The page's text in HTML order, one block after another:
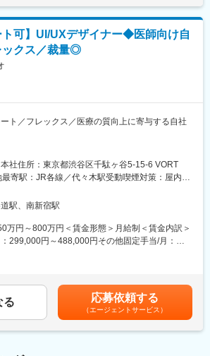
の定める業務
正しく作成いただきます。
】
製品情報概要
試験等のパンフレット
スト
子
じめとする各種デジタル資材等
程度の部署になります。チーム体制で業務を行
ムにつき5～7名で構成さています。製薬企業か
方が多くいらっしゃり、経験・知識豊富なスタッ
。
材の企画立案もお任せしたいと考えています。
は業界1位：
ト可】UI/UXデザイナー◆医師向け自
ックス／裁量◎
ート／フレックス／医療の質向上に寄与する自社
ービス・アプリを運営する当社にて、「ヒポク
イナーをお任せします。
の高いユーザーに向き合い、プロダクト・マー
ランディングまで横断的に関わることができま
ィレクター・エンジニアと連携しながら、UI/UX
と考えています。
社住所：東京都渋谷区千駄ヶ谷5-15-6 VORT
寄駅：JR各線／代々木駅受動喫煙対策：屋内全
囲：会社の定める事業所（リモートワーク含む）
駅、南新宿駅
万円～800万円＜賃金形態＞月給制＜賃金内訳＞
299,000円～488,000円その他固定手当/月：
給与補足＞■上記「その他固定手当」：在宅勤務手
でも目安の金額であり、選考を通じて上下する可
月給(月額)は固定手当を含めた表記です。
る 応募依頼する
（エージェントサービス）